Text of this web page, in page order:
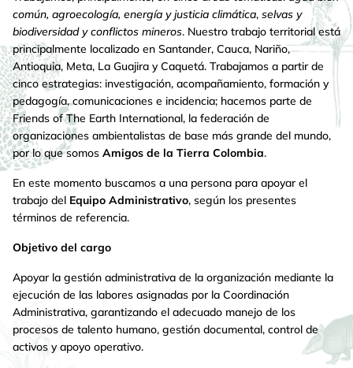
común, agroecología, energía y justicia climática, selvas y
biodiversidad y conflictos mineros. Nuestro trabajo territorial está
principalmente localizado en Santander, Cauca, Nariño,
Antioquia, Meta, La Guajira y Caquetá. Trabajamos a partir de
cinco estrategias: investigación, acompañamiento, formación y
pedagogía, comunicaciones e incidencia; hacemos parte de
Friends of The Earth International, la federación de
organizaciones ambientalistas de base más grande del mundo,
por lo que somos Amigos de la Tierra Colombia.
En este momento buscamos a una persona para apoyar el
trabajo del Equipo Administrativo, según los presentes
términos de referencia.
Objetivo del cargo
Apoyar la gestión administrativa de la organización mediante la
ejecución de las labores asignadas por la Coordinación
Administrativa, garantizando el adecuado manejo de los
procesos de talento humano, gestión documental, control de
activos y apoyo operativo.